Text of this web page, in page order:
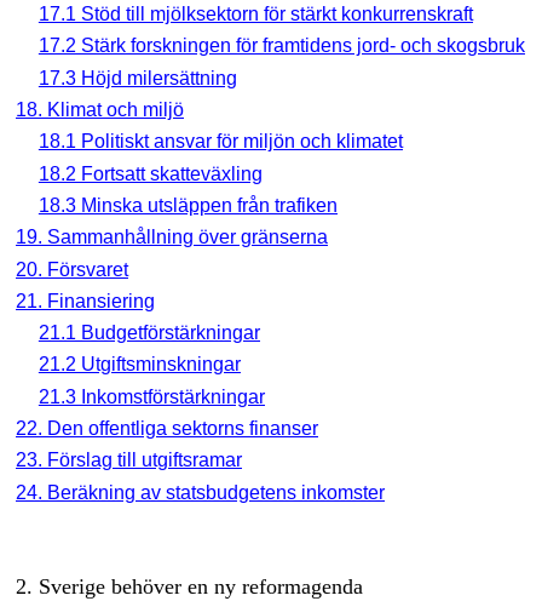
17.1 Stöd till mjölksektorn för stärkt konkurrenskraft
17.2 Stärk forskningen för framtidens jord- och skogsbruk
17.3 Höjd milersättning
18. Klimat och miljö
18.1 Politiskt ansvar för miljön och klimatet
18.2 Fortsatt skatteväxling
18.3 Minska utsläppen från trafiken
19. Sammanhållning över gränserna
20. Försvaret
21. Finansiering
21.1 Budgetförstärkningar
21.2 Utgiftsminskningar
21.3 Inkomstförstärkningar
22. Den offentliga sektorns finanser
23. Förslag till utgiftsramar
24. Beräkning av statsbudgetens inkomster
2. Sverige behöver en ny reformagenda